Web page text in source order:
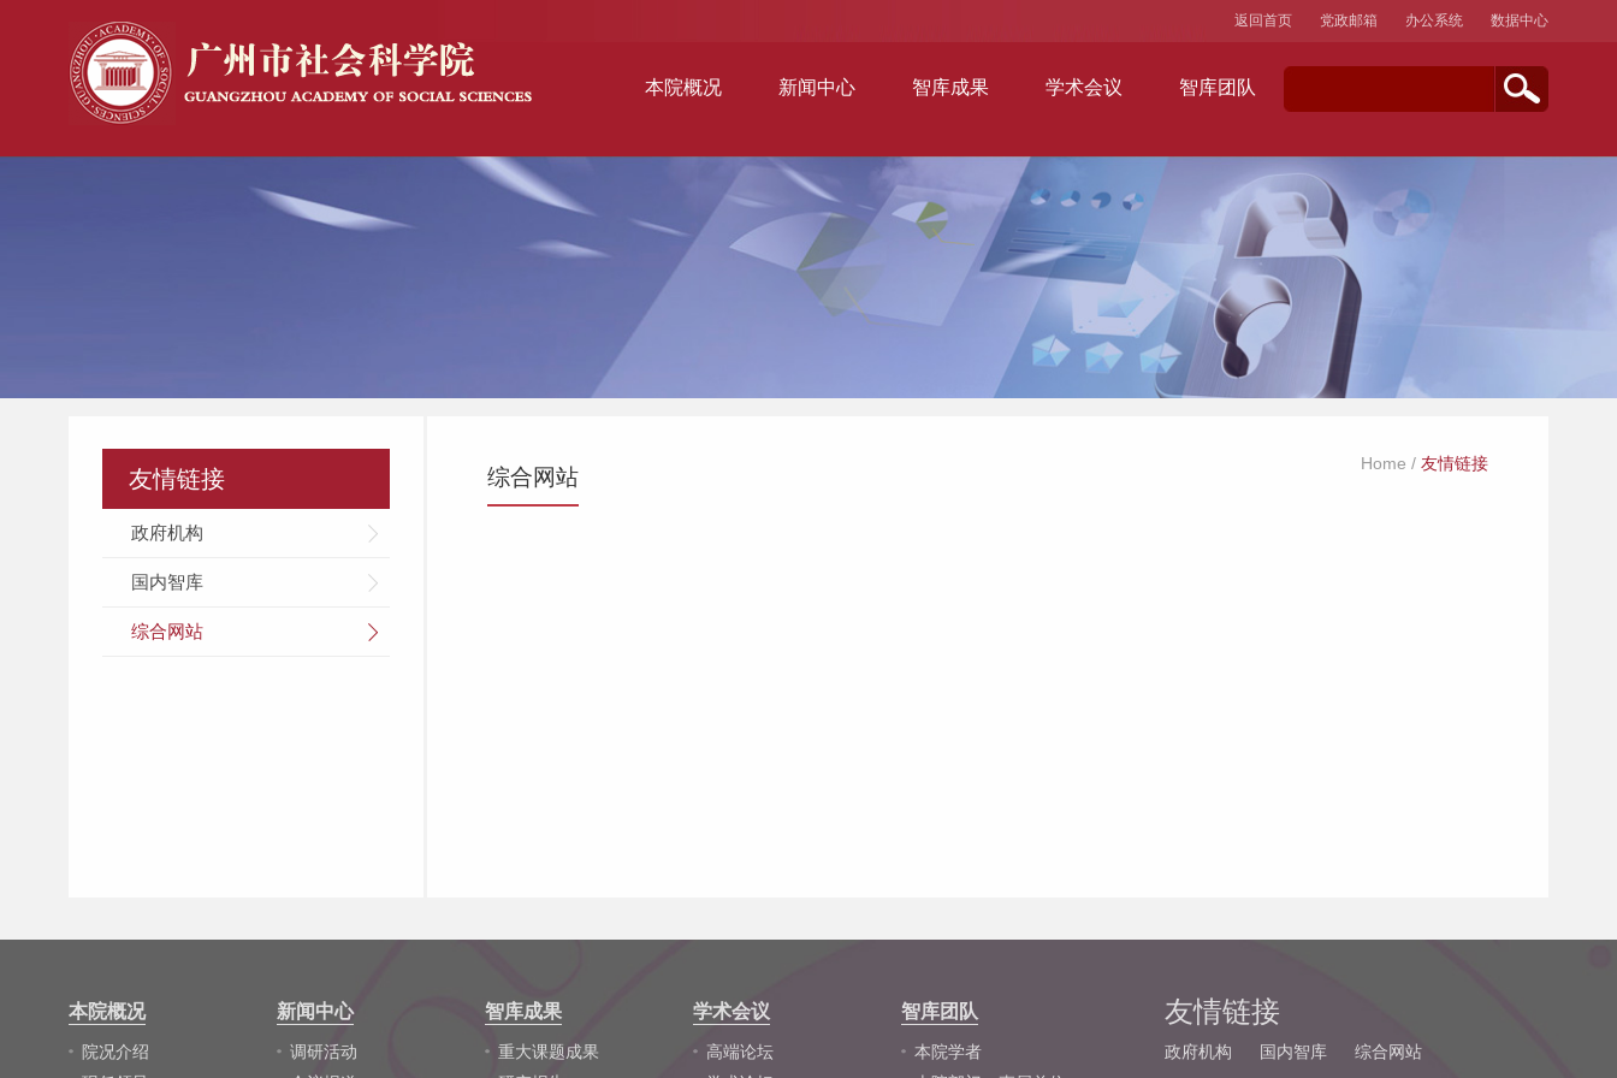
本院概况 新闻中心 智库成果 学术会议 智库团队
返回首页 党政邮箱 办公系统 数据中心
友情链接
政府机构
国内智库
综合网站
综合网站
Home / 友情链接
本院概况
院况介绍
新闻中心
调研活动
智库成果
重大课题成果
学术会议
高端论坛
智库团队
本院学者
友情链接
政府机构 国内智库 综合网站